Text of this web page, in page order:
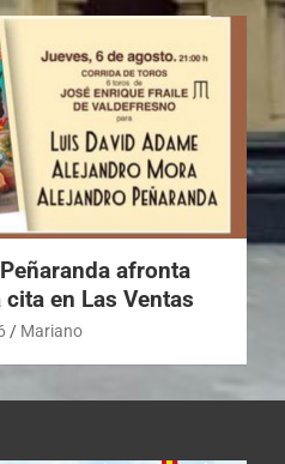
afronta
cita en Las Ventas
Mariano